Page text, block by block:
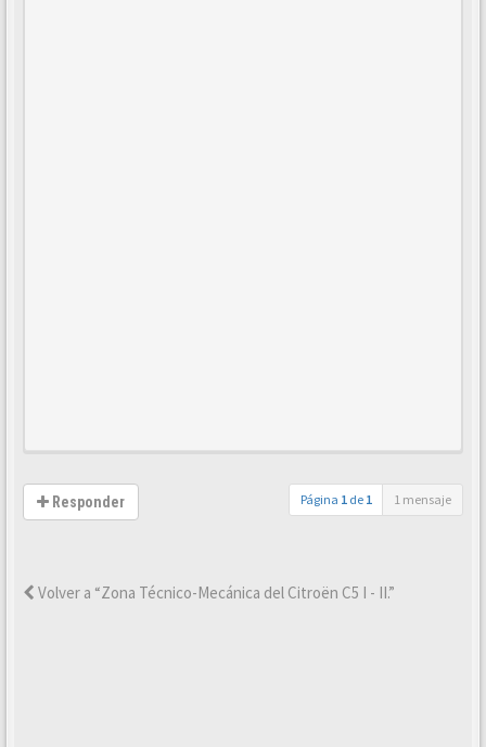
Responder Página 1 de 1 1 mensaje
Volver a “Zona Técnico-Mecánica del Citroën C5 I - II.”